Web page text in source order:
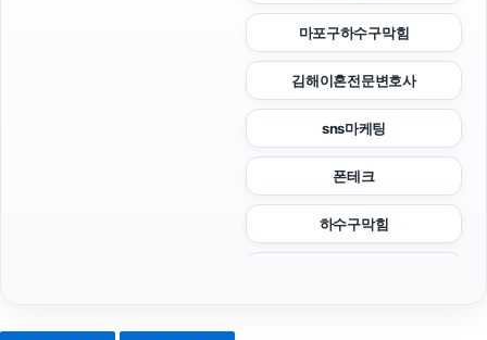
마포구하수구막힘
김해이혼전문변호사
sns마케팅
폰테크
하수구막힘